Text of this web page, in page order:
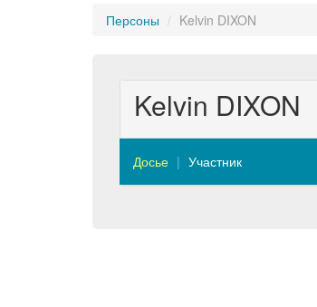
Персоны Kelvin DIXON
Kelvin DIXON
Досье Участник